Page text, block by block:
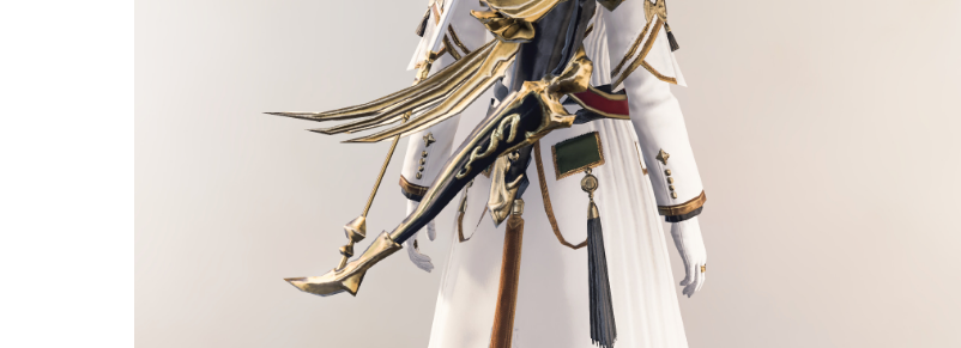
インナーパンツ付きスカート
ショートパンツ
三分丈
四分丈